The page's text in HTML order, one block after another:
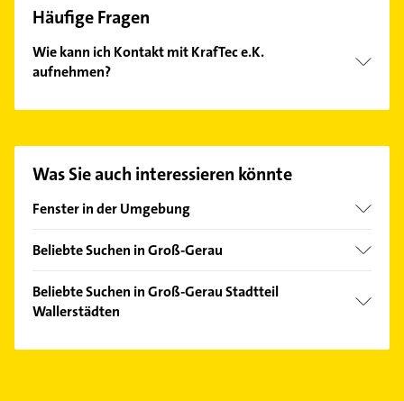
Häufige Fragen
Wie kann ich Kontakt mit KrafTec e.K.
aufnehmen?
finden Sie alleKontaktdaten.
Was Sie auch interessieren könnte
Fenster in der Umgebung
Trebur
Weiterstadt
Rüsselsheim am Main
Beliebte Suchen in Groß-Gerau
Physikalische Therapie
Physiotherapie
Beliebte Suchen in Groß-Gerau Stadtteil
Wallerstädten